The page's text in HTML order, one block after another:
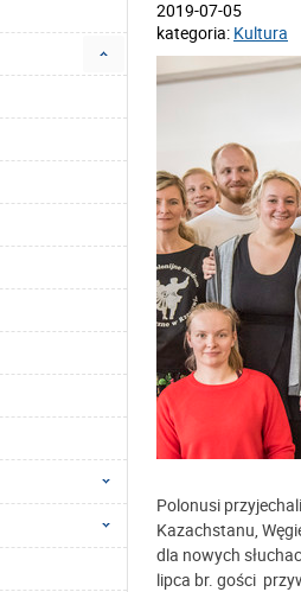
2019-07-05
kategoria: Kultura
Polonusi
Kazachstanu,
dla nowych
lipca br. gości